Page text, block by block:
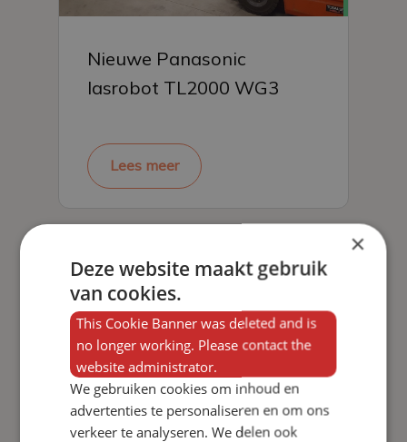
Nieuwe Panasonic
lasrobot TL2000 WG3
Lees meer
×
Deze website maakt gebruik
van cookies.
This Cookie Banner was deleted and is
no longer working. Please contact the
website administrator.
We gebruiken cookies om inhoud en
advertenties te personaliseren en om ons
verkeer te analyseren. We delen ook